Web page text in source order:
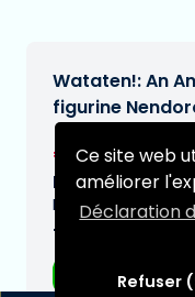
Ce site web
améliorer
Déclaration
Refuser
Wataten!: An
figurine
€49,95 [Sous
Date de
N/A
Type:
Figurines